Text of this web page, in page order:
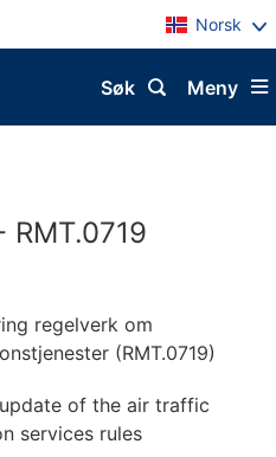
Norsk
Meny
Søk
regelverk om
(RMT.0719)
of the air traffic
services rules